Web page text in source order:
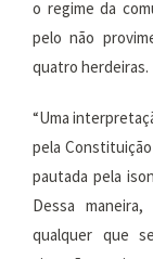
o regime da
pelo não
quatro herdeiras.
“Uma
pela
pautada pela
Dessa
qualquer que